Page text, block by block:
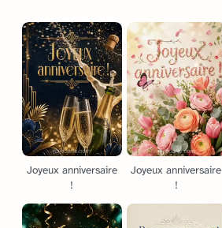
Joyeux anniversaire
!
Joyeux anniversaire
!